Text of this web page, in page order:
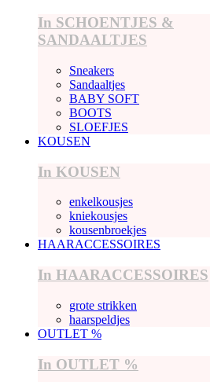
In SCHOENTJES &
SANDAALTJES
Sneakers
Sandaaltjes
BABY SOFT
BOOTS
SLOEFJES
KOUSEN
In KOUSEN
enkelkousjes
kniekousjes
kousenbroekjes
HAARACCESSOIRES
In HAARACCESSOIRES
grote strikken
haarspeldjes
OUTLET %
In OUTLET %